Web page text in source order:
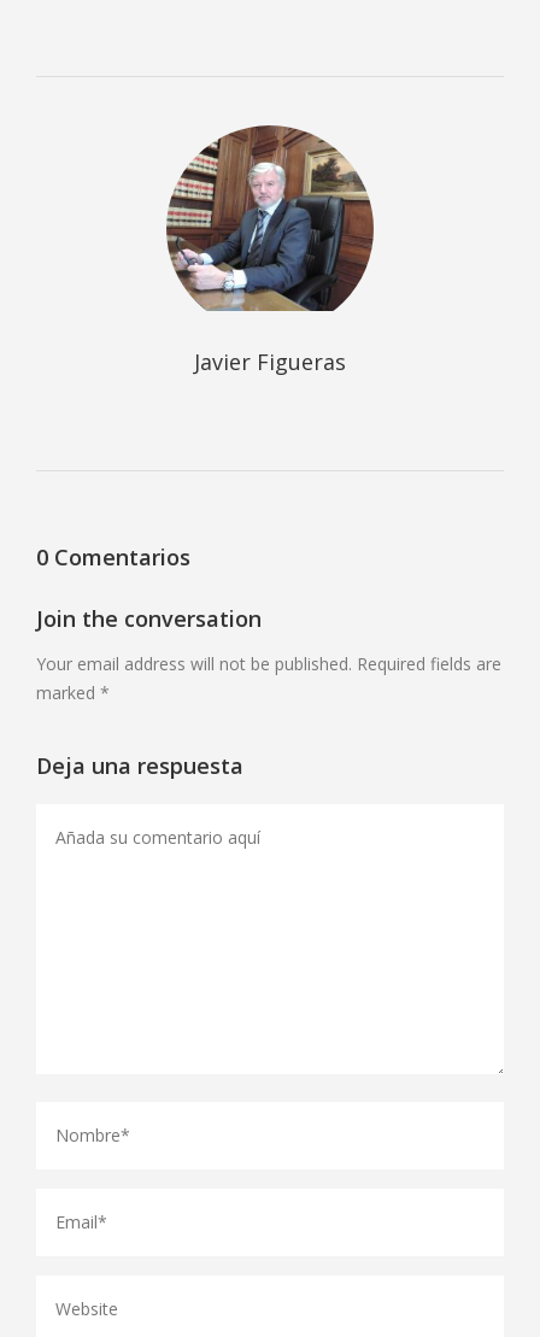
Javier Figueras
0 Comentarios
Join the conversation
Your email address will not be published. Required fields are
marked *
Deja una respuesta